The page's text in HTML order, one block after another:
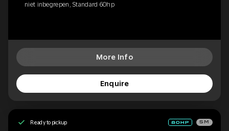
niet inbegrepen, Standard 60hp
More Info
Enquire
Ready to pickup SM